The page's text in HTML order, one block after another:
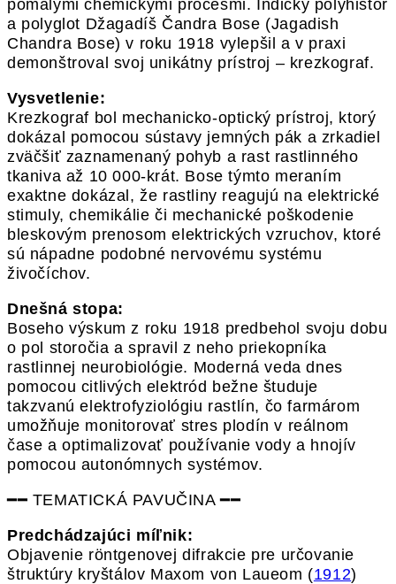
pomalými chemickými procesmi. Indický polyhistor
a polyglot Džagadíš Čandra Bose (Jagadish
Chandra Bose) v roku 1918 vylepšil a v praxi
demonštroval svoj unikátny prístroj – krezkograf.
Vysvetlenie:
Krezkograf bol mechanicko-optický prístroj, ktorý
dokázal pomocou sústavy jemných pák a zrkadiel
zväčšiť zaznamenaný pohyb a rast rastlinného
tkaniva až 10 000-krát. Bose týmto meraním
exaktne dokázal, že rastliny reagujú na elektrické
stimuly, chemikálie či mechanické poškodenie
bleskovým prenosom elektrických vzruchov, ktoré
sú nápadne podobné nervovému systému
živočíchov.
Dnešná stopa:
Boseho výskum z roku 1918 predbehol svoju dobu
o pol storočia a spravil z neho priekopníka
rastlinnej neurobiológie. Moderná veda dnes
pomocou citlivých elektród bežne študuje
takzvanú elektrofyziológiu rastlín, čo farmárom
umožňuje monitorovať stres plodín v reálnom
čase a optimalizovať používanie vody a hnojív
pomocou autonómnych systémov.
━━ TEMATICKÁ PAVUČINA ━━
Predchádzajúci míľnik:
Objavenie röntgenovej difrakcie pre určovanie
štruktúry kryštálov Maxom von Laueom (1912)